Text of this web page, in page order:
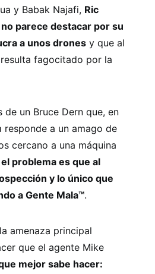
y Babak Najafi, Ric
parece destacar por su
a unos drones y que al
fagocitado por la
un Bruce Dern que, en
a un amago de
cercano a una máquina
el problema es que al
y lo único que
a Gente Mala™.
amenaza principal
que el agente Mike
mejor sabe hacer: